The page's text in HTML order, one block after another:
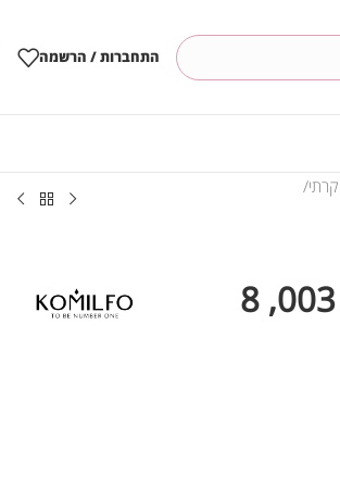
התחברות / הרשמה
קומילפו בסיס (נצנצים) 003, 8